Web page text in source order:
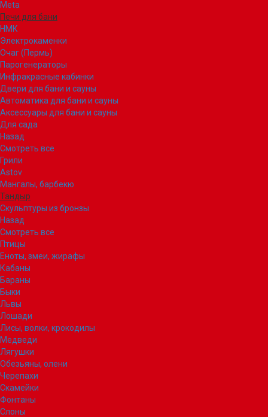
Meta
Печи для бани
НМК
Электрокаменки
Очаг (Пермь)
Парогенераторы
Инфракрасные кабинки
Двери для бани и сауны
Автоматика для бани и сауны
Аксессуары для бани и сауны
Для сада
Назад
Смотреть все
Грили
Astov
Мангалы, барбекю
Тандыр
Скульптуры из бронзы
Назад
Смотреть все
Птицы
Еноты, змеи, жирафы
Кабаны
Бараны
Быки
Львы
Лошади
Лисы, волки, крокодилы
Медведи
Лягушки
Обезьяны, олени
Черепахи
Скамейки
Фонтаны
Слоны